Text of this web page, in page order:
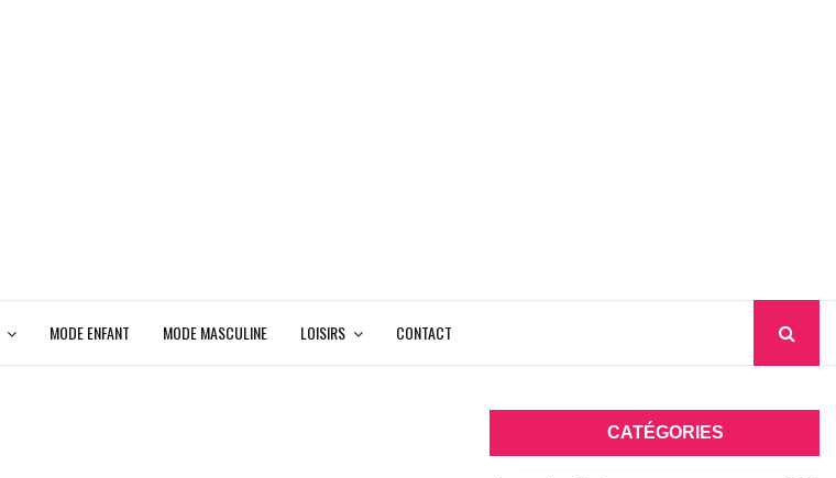
MODE ENFANT MODE MASCULINE LOISIRS CONTACT
CATÉGORIES